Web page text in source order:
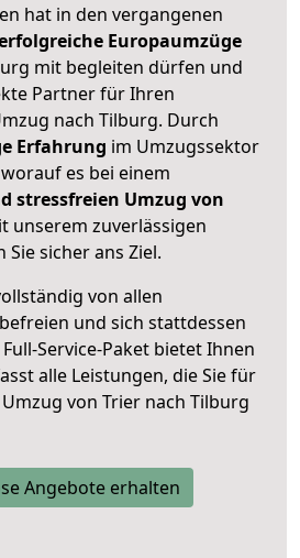
hat in den vergangenen
Europaumzüge
mit begleiten dürfen und
Partner für Ihren
nach Tilburg. Durch
Erfahrung im Umzugssektor
es bei einem
stressfreien Umzug von
unserem zuverlässigen
sicher ans Ziel.
von allen
und sich stattdessen
Full-Service-Paket bietet Ihnen
alle Leistungen, die Sie für
von Trier nach Tilburg
Angebote erhalten